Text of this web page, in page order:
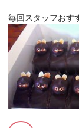
毎回スタッフおす